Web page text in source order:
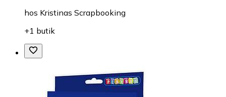
hos Kristinas Scrapbooking
+1 butik